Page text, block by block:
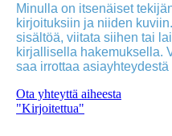
Minulla on itsenäiset
kirjoituksiin ja niiden
sisältöä, viitata siihen tai
kirjallisella hakemuksella.
saa irrottaa
Ota yhteyttä aiheesta
"Kirjoitettua"